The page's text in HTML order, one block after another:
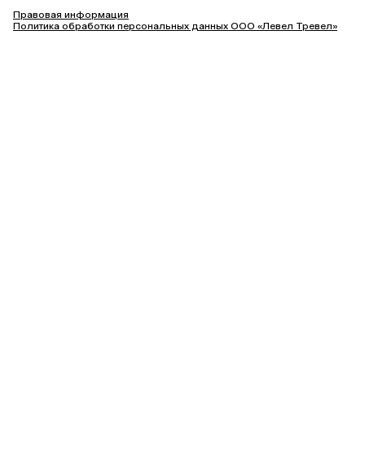
Правовая информация
Политика обработки персональных данных ООО «Левел Тревел»